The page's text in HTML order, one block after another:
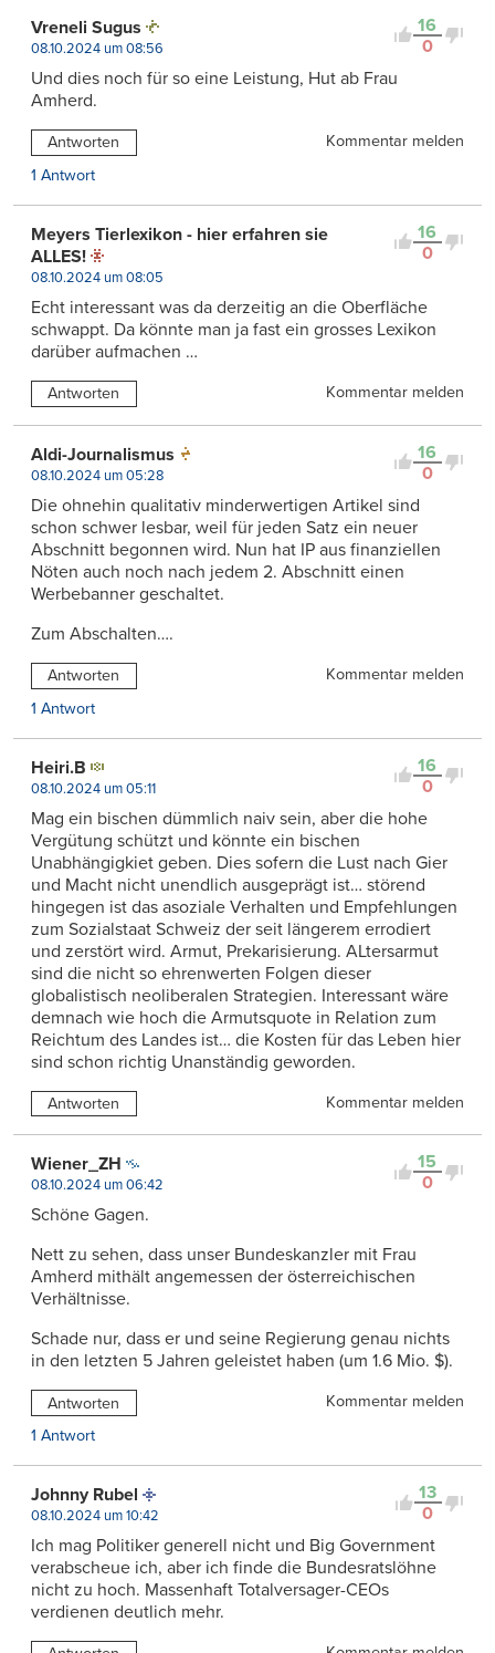
16
0
Vreneli Sugus
08.10.2024 um 08:56
Und dies noch für so eine Leistung, Hut ab Frau
Amherd.
Antworten
Kommentar melden
1 Antwort
16
0
Meyers Tierlexikon - hier erfahren sie
ALLES!
08.10.2024 um 08:05
Echt interessant was da derzeitig an die Oberfläche
schwappt. Da könnte man ja fast ein grosses Lexikon
darüber aufmachen …
Antworten Kommentar melden
16
0
Aldi-Journalismus
08.10.2024 um 05:28
Die ohnehin qualitativ minderwertigen Artikel sind
schon schwer lesbar, weil für jeden Satz ein neuer
Abschnitt begonnen wird. Nun hat IP aus finanziellen
Nöten auch noch nach jedem 2. Abschnitt einen
Werbebanner geschaltet.
Zum Abschalten….
Antworten
Kommentar melden
1 Antwort
16
0
Heiri.B
08.10.2024 um 05:11
Mag ein bischen dümmlich naiv sein, aber die hohe
Vergütung schützt und könnte ein bischen
Unabhängigkiet geben. Dies sofern die Lust nach Gier
und Macht nicht unendlich ausgeprägt ist… störend
hingegen ist das asoziale Verhalten und Empfehlungen
zum Sozialstaat Schweiz der seit längerem errodiert
und zerstört wird. Armut, Prekarisierung. ALtersarmut
sind die nicht so ehrenwerten Folgen dieser
globalistisch neoliberalen Strategien. Interessant wäre
demnach wie hoch die Armutsquote in Relation zum
Reichtum des Landes ist… die Kosten für das Leben hier
sind schon richtig Unanständig geworden.
Antworten Kommentar melden
15
0
Wiener_ZH
08.10.2024 um 06:42
Schöne Gagen.
Nett zu sehen, dass unser Bundeskanzler mit Frau
Amherd mithält angemessen der österreichischen
Verhältnisse.
Schade nur, dass er und seine Regierung genau nichts
in den letzten 5 Jahren geleistet haben (um 1.6 Mio. $).
Antworten
Kommentar melden
1 Antwort
13
0
Johnny Rubel
08.10.2024 um 10:42
Ich mag Politiker generell nicht und Big Government
verabscheue ich, aber ich finde die Bundesratslöhne
nicht zu hoch. Massenhaft Totalversager-CEOs
verdienen deutlich mehr.